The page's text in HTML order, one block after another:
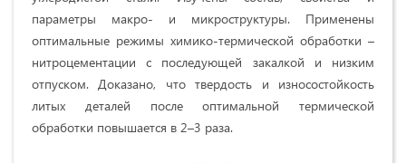
параметры макро- и микроструктуры. Применены
оптимальные режимы химико-термической обработки –
нитроцементации с последующей закалкой и низким
отпуском. Доказано, что твердость и износостойкость
литых деталей после оптимальной термической
обработки повышается в 2–3 раза.